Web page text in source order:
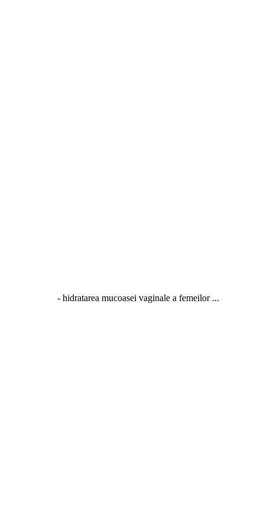
la: - hidratarea mucoasei vaginale a femeilor ...